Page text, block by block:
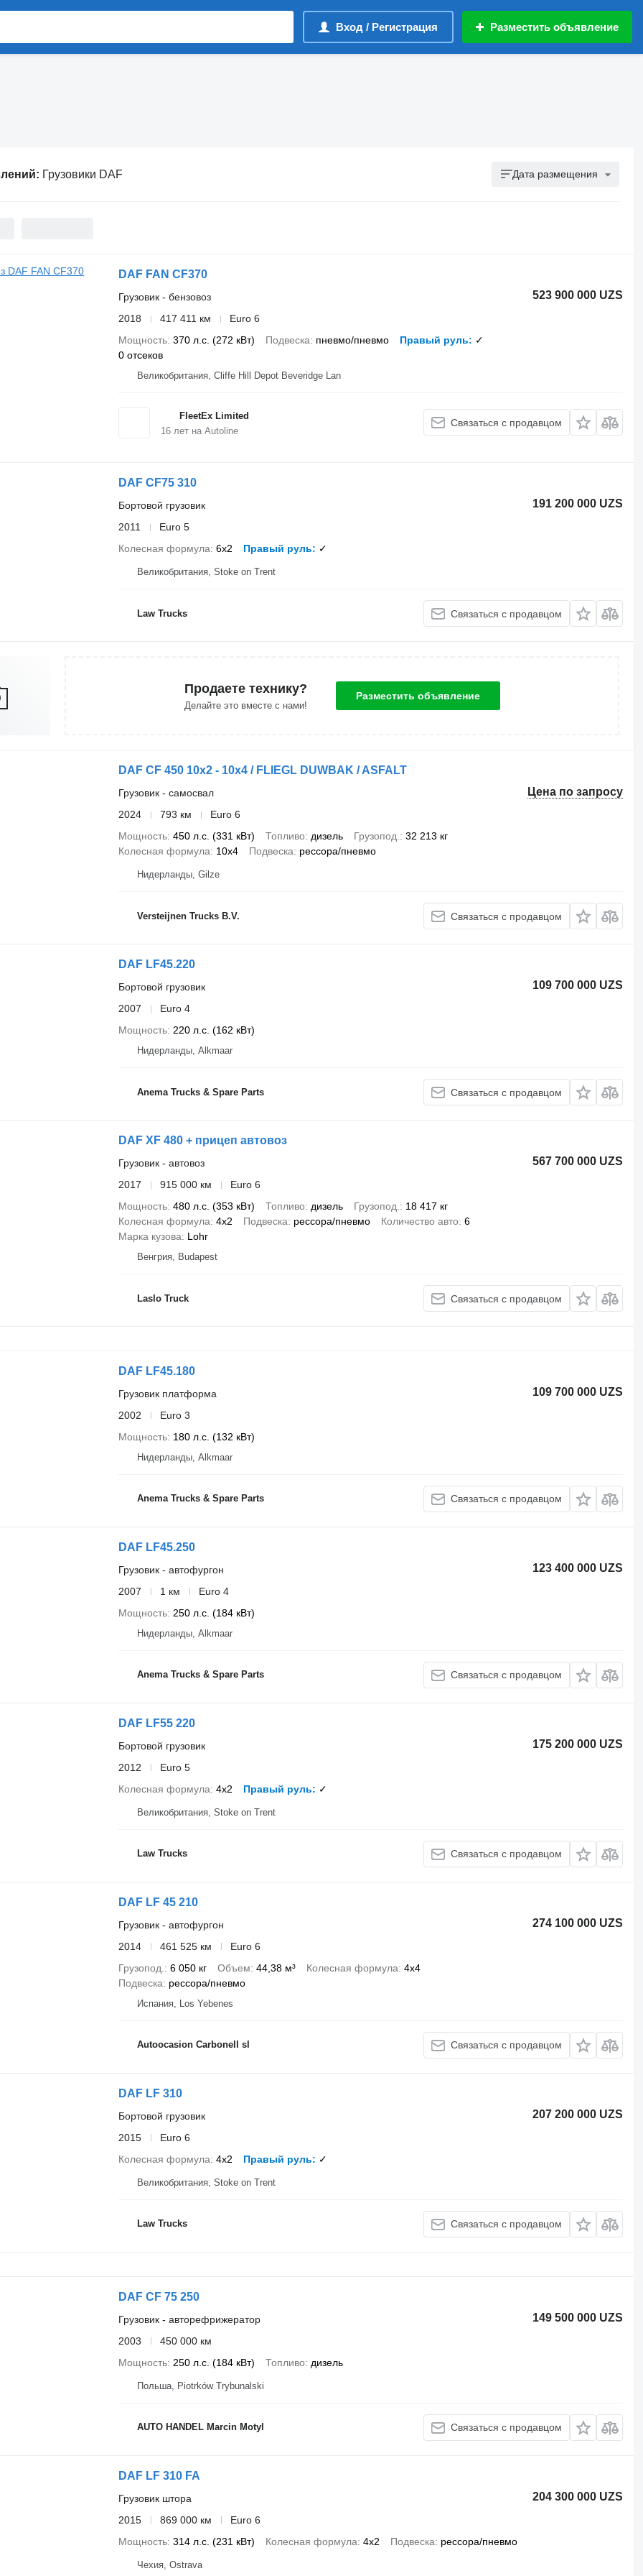
Вход / Регистрация Разместить объявление
Грузовики DAF Дата размещения
DAF FAN CF370
523 900 000 UZS
Грузовик - бензовоз
2018
417 411 км
Euro 6
Мощность 370 л.с. (272 кВт) Подвеска пневмо/пневмо Правый руль
✓
0 отсеков
Великобритания, Cliffe Hill Depot Beveridge Lan
FleetEx Limited
16лет на Autoline
Связаться с продавцом
DAF CF75 310
191 200 000 UZS
Бортовой грузовик
2011
Euro 5
Колесная формула 6x2 Правый руль ✓
Великобритания, Stoke on Trent
Law Trucks Связаться с продавцом
Продаете технику?
Делайте это вместе с нами!
Разместить объявление
DAF CF 450 10x2 - 10x4 / FLIEGL DUWBAK / ASFALT
Цена по запросу
Грузовик - самосвал
2024
793 км
Euro 6
Мощность 450 л.с. (331 кВт) Топливо дизель Грузопод.
32 213 кг
Колесная формула
10x4 Подвеска рессора/пневмо
Нидерланды, Gilze
Versteijnen Trucks B.V. Связаться с продавцом
DAF LF45.220
109 700 000 UZS
Бортовой грузовик
2007
Euro 4
Мощность 220 л.с. (162 кВт)
Нидерланды, Alkmaar
Anema Trucks & Spare Parts Связаться с продавцом
DAF XF 480 + прицеп автовоз
567 700 000 UZS
Грузовик - автовоз
2017
915 000 км
Euro 6
Мощность 480 л.с. (353 кВт) Топливо дизель Грузопод.
18 417 кг
Колесная формула 4x2 Подвеска рессора/пневмо Количество авто 6
Марка кузова
Lohr
Венгрия, Budapest
Laslo Truck Связаться с продавцом
DAF LF45.180
109 700 000 UZS
Грузовик платформа
2002
Euro 3
Мощность 180 л.с. (132 кВт)
Нидерланды, Alkmaar
Anema Trucks & Spare Parts Связаться с продавцом
DAF LF45.250
123 400 000 UZS
Грузовик - автофургон
2007
1 км
Euro 4
Мощность 250 л.с. (184 кВт)
Нидерланды, Alkmaar
Anema Trucks & Spare Parts Связаться с продавцом
DAF LF55 220
175 200 000 UZS
Бортовой грузовик
2012
Euro 5
Колесная формула 4x2 Правый руль ✓
Великобритания, Stoke on Trent
Law Trucks Связаться с продавцом
DAF LF 45 210
274 100 000 UZS
Грузовик - автофургон
2014
461 525 км
Euro 6
Грузопод.
6 050 кг Объем 44,38 м³ Колесная формула 4x4
Подвеска
рессора/пневмо
Испания, Los Yebenes
Autoocasion Carbonell sl Связаться с продавцом
DAF LF 310
207 200 000 UZS
Бортовой грузовик
2015
Euro 6
Колесная формула 4x2 Правый руль ✓
Великобритания, Stoke on Trent
Law Trucks Связаться с продавцом
DAF CF 75 250
149 500 000 UZS
Грузовик - авторефрижератор
2003
450 000 км
Мощность 250 л.с. (184 кВт) Топливо дизель
Польша, Piotrków Trybunalski
AUTO HANDEL Marcin Motyl Связаться с продавцом
DAF LF 310 FA
204 300 000 UZS
Грузовик штора
2015
869 000 км
Euro 6
Мощность 314 л.с. (231 кВт) Колесная формула 4x2 Подвеска рессора/пневмо
Чехия, Ostrava